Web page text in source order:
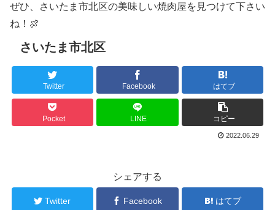
ぜひ、さいたま市北区の美味しい焼肉屋を見つけて下さい
ね！🍖
さいたま市北区
Twitter Facebook はてブ
Pocket LINE コピー
2022.06.29
シェアする
Twitter Facebook はてブ